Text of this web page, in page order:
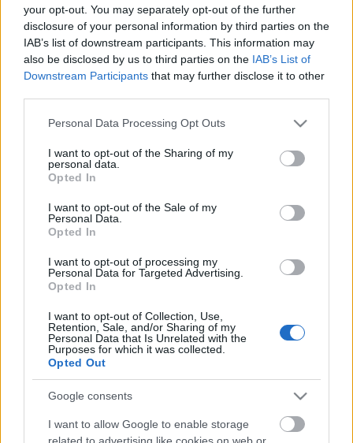
your opt-out. You may separately opt-out of the further
disclosure of your personal information by third parties on the
IAB’s list of downstream participants. This information may
also be disclosed by us to third parties on the IAB’s List of
Downstream Participants that may further disclose it to other
Please note that this website/app uses one or more Google
not limited to your visit or usage behaviour. You may click to
grant or deny consent to Google and its third-party tags to
use your data for below specified purposes in below Google
consent section.
Personal Data Processing Opt Outs
I want to opt-out of the Sharing of my
personal data.
Opted In
I want to opt-out of the Sale of my
Personal Data.
Opted In
I want to opt-out of processing my
Personal Data for Targeted Advertising.
Opted In
I want to opt-out of Collection, Use,
Retention, Sale, and/or Sharing of my
Personal Data that Is Unrelated with the
Purposes for which it was collected.
Opted Out
Google consents
I want to allow Google to enable storage
related to advertising like cookies on web or
„NEM TÖBB EZER EMBERRE UTAZUNK, HANEM
EGY VÁLOGATOTT TÁRSASÁGRA”
FONÓS LEMEZ LETT AZ ÉV JAZZ ALBUMA
A HEGEDŰ ÜNNEPE: HÁROM NAPOS FESZTIVÁL
EGY JANUÁRI HÉTVÉGÉN